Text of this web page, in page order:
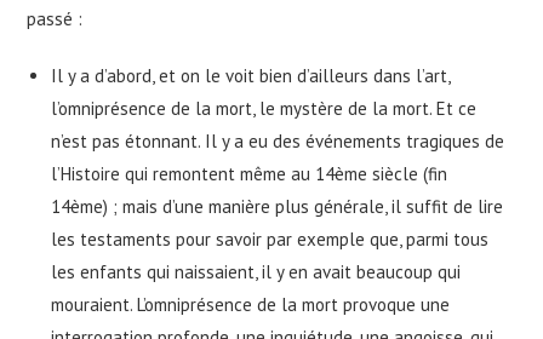
passé :
Il y a d’abord, et on le voit bien d’ailleurs dans l’art,
l’omniprésence de la mort, le mystère de la mort. Et ce
n’est pas étonnant. Il y a eu des événements tragiques de
l’Histoire qui remontent même au 14ème siècle (fin
14ème) ; mais d’une manière plus générale, il suffit de lire
les testaments pour savoir par exemple que, parmi tous
les enfants qui naissaient, il y en avait beaucoup qui
mouraient. L’omniprésence de la mort provoque une